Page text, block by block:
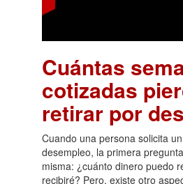
Cuántas
cotizadas
retirar por
Cuando una persona solicita
desempleo, la primera
misma: ¿cuánto dinero puedo
recibiré? Pero, existe otro